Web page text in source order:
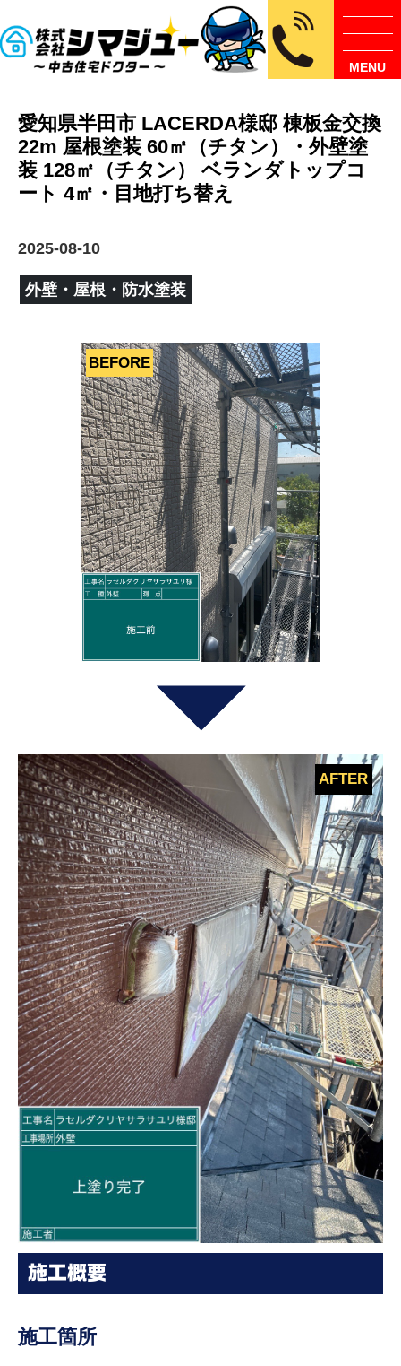
MENU
愛知県半田市 LACERDA様邸 棟板金交換
22m 屋根塗装 60㎡（チタン）・外壁塗
装 128㎡（チタン） ベランダトップコ
ート 4㎡・目地打ち替え
2025-08-10
外壁・屋根・防水塗装
施工概要
施工箇所